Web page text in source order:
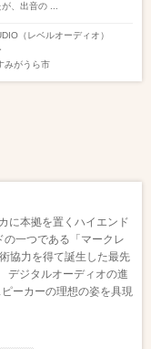
、出音の ...
（レベルオーディオ）
みがうら市
に本拠を置くハイエンド
一つである「マークレ
協力を得て誕生した最先
デジタルオーディオの進
ーカーの理想の姿を具現